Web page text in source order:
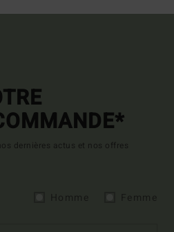
dernières actus et nos offres